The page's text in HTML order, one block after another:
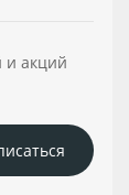
и акций